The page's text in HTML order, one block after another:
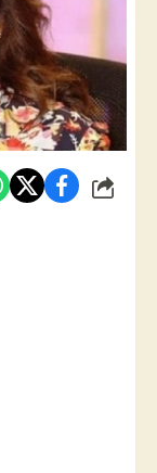
شارك